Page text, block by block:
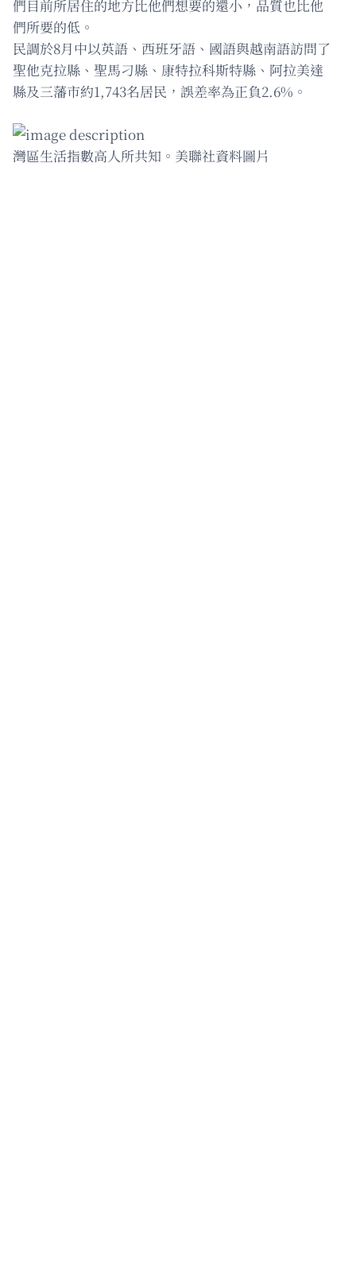
們目前所居住的地方比他們想要的還小，品質也比他
們所要的低。
民調於8月中以英語、西班牙語、國語與越南語訪問了
聖他克拉縣、聖馬刁縣、康特拉科斯特縣、阿拉美達
縣及三藩市約1,743名居民，誤差率為正負2.6%。
灣區生活指數高人所共知。美聯社資料圖片